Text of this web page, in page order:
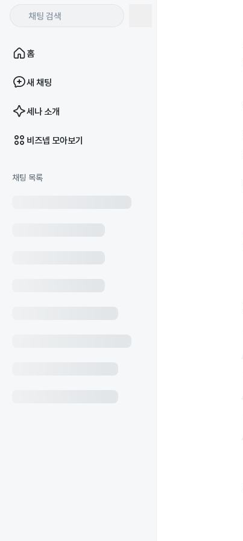
홈
새 채팅
세나 소개
비즈넵 모아보기
채팅 목록